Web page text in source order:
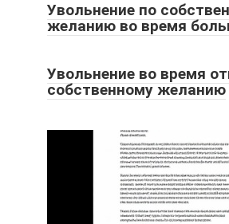
Увольнение по
желанию во время
Увольнение во время
собственному желанию